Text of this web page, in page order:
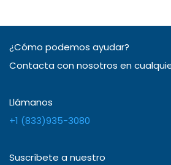
¿Cómo podemos ayudar?
Contacta con nosotros en
Llámanos
+1 (833)935-3080
Suscríbete a nuestro